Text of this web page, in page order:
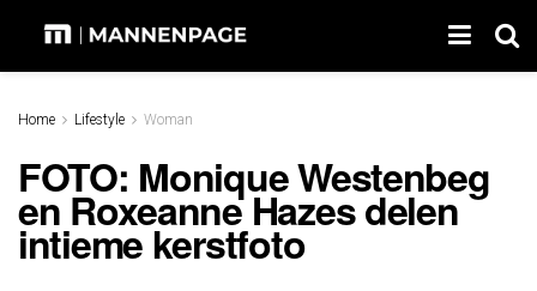
Home Lifestyle Woman
FOTO: Monique Westenbeg
en Roxeanne Hazes delen
intieme kerstfoto